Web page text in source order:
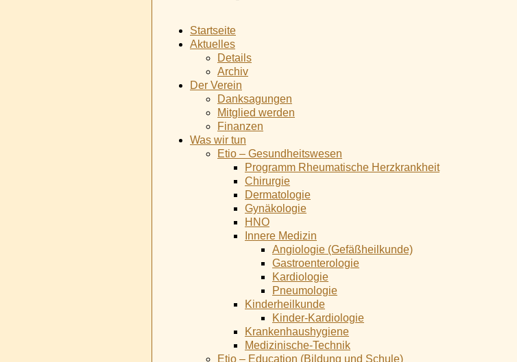
Startseite
Aktuelles
Details
Archiv
Der Verein
Danksagungen
Mitglied werden
Finanzen
Was wir tun
Etio – Gesundheitswesen
Programm Rheumatische Herzkrankheit
Chirurgie
Dermatologie
Gynäkologie
HNO
Innere Medizin
Angiologie (Gefäßheilkunde)
Gastroenterologie
Kardiologie
Pneumologie
Kinderheilkunde
Kinder-Kardiologie
Krankenhaushygiene
Medizinische-Technik
Etio – Education (Bildung und Schule)